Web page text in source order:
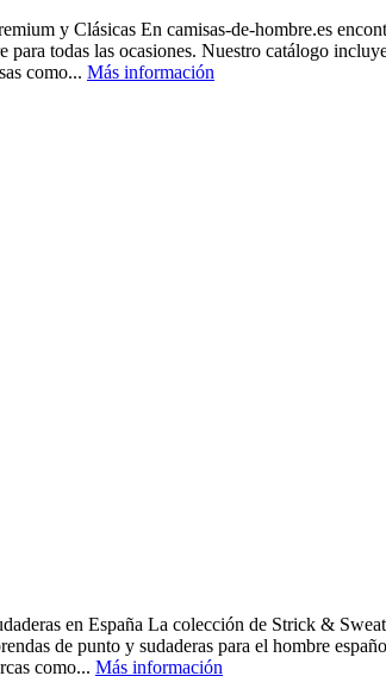
y Clásicas En camisas-de-hombre.es
para todas las ocasiones. Nuestro catálogo
como... Más información
en España La colección de Strick &
de punto y sudaderas para el hombre
como... Más información